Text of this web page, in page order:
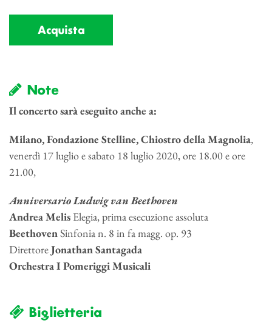
Acquista
Note
Il concerto sarà eseguito anche a:
Milano, Fondazione Stelline, Chiostro della Magnolia,
venerdì 17 luglio e sabato 18 luglio 2020, ore 18.00 e ore
21.00,
Anniversario Ludwig van Beethoven
Andrea Melis Elegia, prima esecuzione assoluta
BeethovenSinfonia n. 8 in fa magg. op. 93
DirettoreJonathan Santagada
Orchestra I Pomeriggi Musicali
Biglietteria